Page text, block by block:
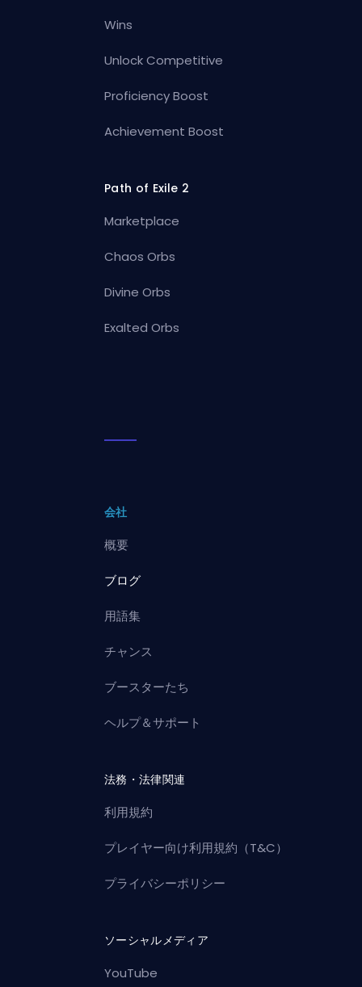
Wins
Unlock Competitive
Proficiency Boost
Achievement Boost
Path of Exile 2
Marketplace
Chaos Orbs
Divine Orbs
Exalted Orbs
会社
概要
ブログ
用語集
チャンス
ブースターたち
ヘルプ＆サポート
法務・法律関連
利用規約
プレイヤー向け利用規約（T&C）
プライバシーポリシー
ソーシャルメディア
YouTube